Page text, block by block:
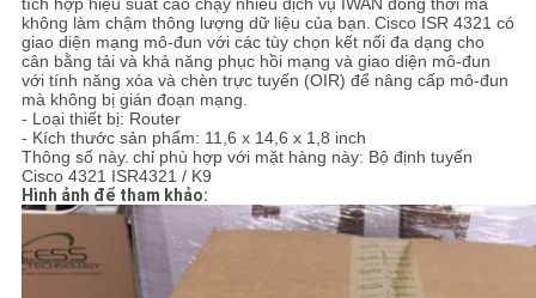
tích hợp hiệu suất cao chạy nhiều dịch vụ IWAN đồng thời mà
không làm chậm thông lượng dữ liệu của bạn. Cisco ISR 4321 có
giao diện mạng mô-đun với các tùy chọn kết nối đa dạng cho
cân bằng tải và khả năng phục hồi mạng và giao diện mô-đun
với tính năng xóa và chèn trực tuyến (OIR) để nâng cấp mô-đun
mà không bị gián đoạn mạng.
- Loại thiết bị: Router
- Kích thước sản phẩm: 11,6 x 14,6 x 1,8 inch
Thông số này. chỉ phù hợp với mặt hàng này: Bộ định tuyến
Cisco 4321 ISR4321 / K9
Hình ảnh để tham khảo: